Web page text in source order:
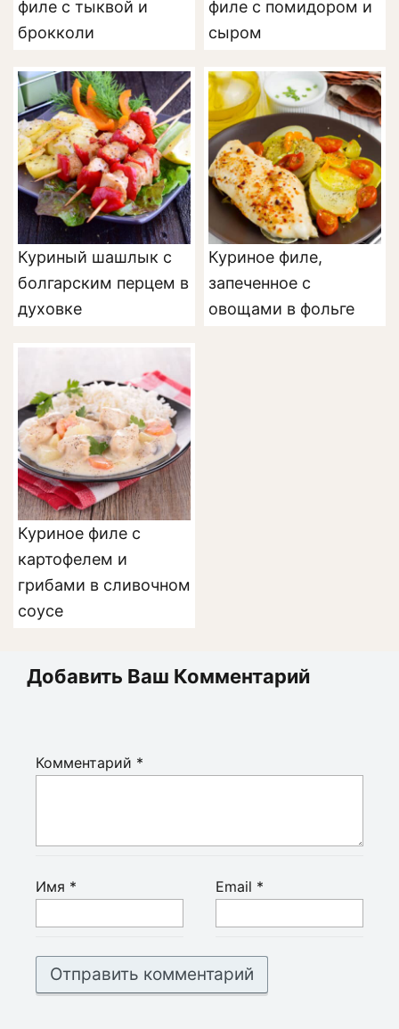
филе с тыквой и
брокколи
филе с помидором и
сыром
Куриный шашлык с
болгарским перцем в
духовке
Куриное филе,
запеченное с
овощами в фольге
Куриное филе с
картофелем и
грибами в сливочном
соусе
Добавить Ваш Комментарий
Комментарий *
Имя * Email *